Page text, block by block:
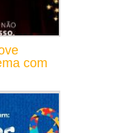
com